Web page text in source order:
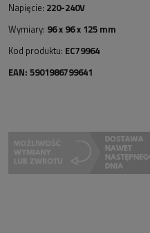
Napięcie: 220-240V
Wymiary: 96 x 96 x 125 mm
Kod produktu: EC79964
EAN: 5901986799641